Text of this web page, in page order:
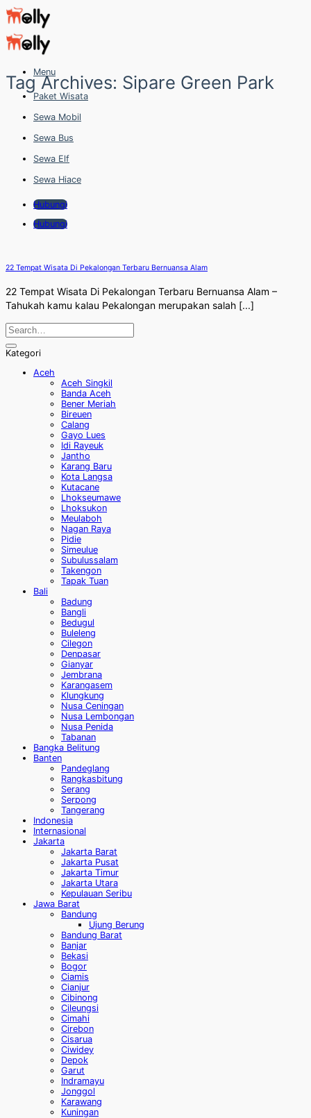
Skip
to
content
Menu
Paket Wisata
Sewa Mobil
Sewa Bus
Sewa Elf
Sewa Hiace
Hubungi
Hubungi
Tag Archives: Sipare Green Park
22 Tempat Wisata Di Pekalongan Terbaru Bernuansa Alam
22 Tempat Wisata Di Pekalongan Terbaru Bernuansa Alam –
Tahukah kamu kalau Pekalongan merupakan salah [...]
Kategori
Aceh
Aceh Singkil
Banda Aceh
Bener Meriah
Bireuen
Calang
Gayo Lues
Idi Rayeuk
Jantho
Karang Baru
Kota Langsa
Kutacane
Lhokseumawe
Lhoksukon
Meulaboh
Nagan Raya
Pidie
Simeulue
Subulussalam
Takengon
Tapak Tuan
Bali
Badung
Bangli
Bedugul
Buleleng
Cilegon
Denpasar
Gianyar
Jembrana
Karangasem
Klungkung
Nusa Ceningan
Nusa Lembongan
Nusa Penida
Tabanan
Bangka Belitung
Banten
Pandeglang
Rangkasbitung
Serang
Serpong
Tangerang
Indonesia
Internasional
Jakarta
Jakarta Barat
Jakarta Pusat
Jakarta Timur
Jakarta Utara
Kepulauan Seribu
Jawa Barat
Bandung
Ujung Berung
Bandung Barat
Banjar
Bekasi
Bogor
Ciamis
Cianjur
Cibinong
Cileungsi
Cimahi
Cirebon
Cisarua
Ciwidey
Depok
Garut
Indramayu
Jonggol
Karawang
Kuningan